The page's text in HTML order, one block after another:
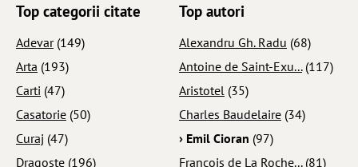
Top categorii citate
Adevar(149)
Arta (193)
Carti (47)
Casatorie (50)
Curaj (47)
Dragoste (196)
Top autori
Alexandru Gh. Radu (68)
Antoine de Saint-Exu...(117)
Aristotel (35)
Charles Baudelaire (34)
› Emil Cioran (97)
Francois de La Roche...(81)